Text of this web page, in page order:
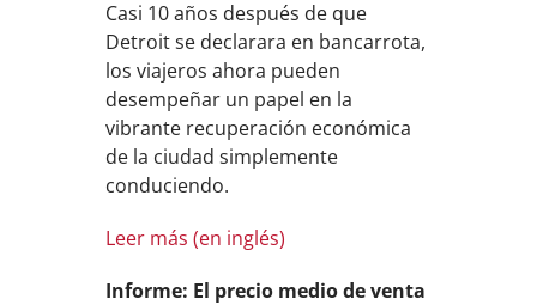
Casi 10 años después de que
Detroit se declarara en bancarrota,
los viajeros ahora pueden
desempeñar un papel en la
vibrante recuperación económica
de la ciudad simplemente
conduciendo.
Leer más (en inglés)
Informe: El precio medio de venta